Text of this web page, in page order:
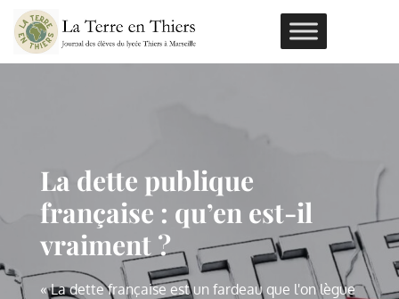
Skip
content
le
?
et auteur notable de
La dette publique
française : qu’en est-il
vraiment ?
« La dette française est un fardeau que l'on lègue
Connaissez-
pastiche
scientifique
Isaac Asimov,